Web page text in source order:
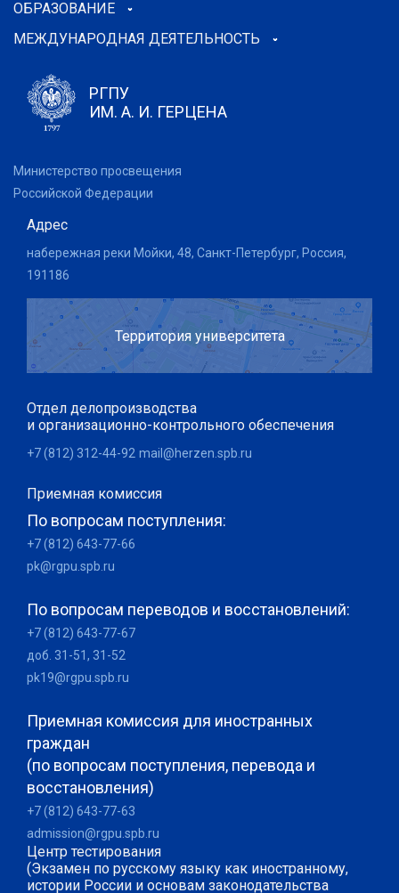
ОБРАЗОВАНИЕ
МЕЖДУНАРОДНАЯ ДЕЯТЕЛЬНОСТЬ
РГПУ
ИМ. А. И. ГЕРЦЕНА
Министерство просвещения
Российской Федерации
Адрес
набережная реки Мойки, 48, Санкт-Петербург, Россия,
191186
Территория университета
Отдел делопроизводства
и организационно-контрольного обеспечения
+7 (812) 312-44-92 mail@herzen.spb.ru
Приемная комиссия
По вопросам поступления:
+7 (812) 643-77-66
pk@rgpu.spb.ru
По вопросам переводов и восстановлений:
+7 (812) 643-77-67
доб. 31-51, 31-52
pk19@rgpu.spb.ru
Приемная комиссия для иностранных
граждан
(по вопросам поступления, перевода и
восстановления)
+7 (812) 643-77-63
admission@rgpu.spb.ru
Центр тестирования
(Экзамен по русскому языку как иностранному,
истории России и основам законодательства